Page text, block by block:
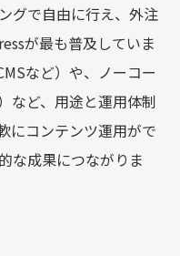
グで自由に行え、外注
が最も普及していま
など）や、ノーコー
など、用途と運用体制
にコンテンツ運用がで
な成果につながりま